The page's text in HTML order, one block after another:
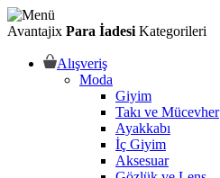
Avantajix Para İadesi Kategorileri
Alışveriş
Moda
Giyim
Takı ve Mücevher
Ayakkabı
İç Giyim
Aksesuar